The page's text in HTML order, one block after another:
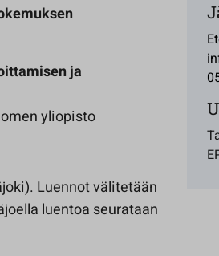
ja
yliopisto
Luennot välitetään
luentoa seurataan